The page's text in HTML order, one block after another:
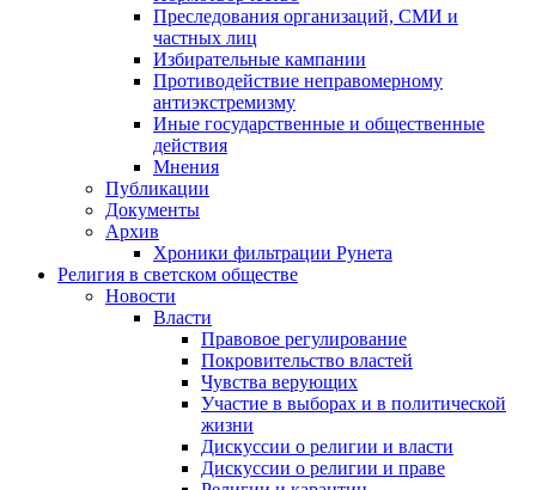
Преследования организаций, СМИ и
частных лиц
Избирательные кампании
Противодействие неправомерному
антиэкстремизму
Иные государственные и общественные
действия
Мнения
Публикации
Документы
Архив
Хроники фильтрации Рунета
Религия в светском обществе
Новости
Власти
Правовое регулирование
Покровительство властей
Чувства верующих
Участие в выборах и в политической
жизни
Дискуссии о религии и власти
Дискуссии о религии и праве